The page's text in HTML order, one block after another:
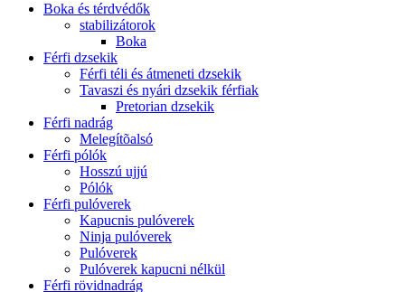
Boka és térdvédők
stabilizátorok
Boka
Férfi dzsekik
Férfi téli és átmeneti dzsekik
Tavaszi és nyári dzsekik férfiak
Pretorian dzsekik
Férfi nadrág
Melegítõalsó
Férfi pólók
Hosszú ujjú
Pólók
Férfi pulóverek
Kapucnis pulóverek
Ninja pulóverek
Pulóverek
Pulóverek kapucni nélkül
Férfi rövidnadrág